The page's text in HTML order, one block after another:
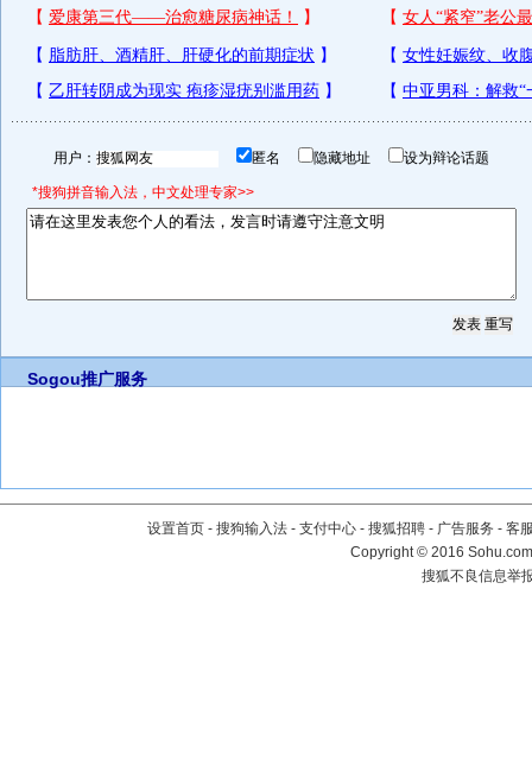
用户： 匿名 隐藏地址 设为辩论话题
*搜狗拼音输入法，中文处理专家>>
Sogou推广服务
设置首页 - 搜狗输入法 - 支付中心 - 搜狐招聘 - 广告服务 - 客
Copyright©2016
搜狐不良信息举